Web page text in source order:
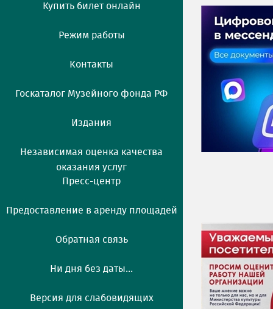
Купить билет онлайн
Режим работы
Контакты
Госкаталог Музейного фонда РФ
Издания
Независимая оценка качества
оказания услуг
Пресс-центр
Предоставление в аренду площадей
Обратная связь
Ни дня без даты...
Версия для слабовидящих